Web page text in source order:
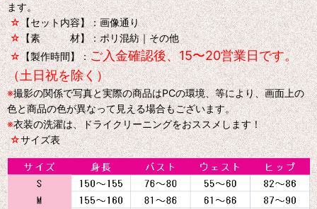
ます。
☆【セット内容】：画像通り
☆【素 材】：ポリ混紡｜その他
☆【製作時間】：ご入金確認後、15〜20営業日です。
（土日祝を除く）
※撮影の関係で写真と実際の商品はPCの環境、等により、画面上の
色と商品の色が異なって見える場合もございます。
※衣装の洗濯は、ドライクリーニングをおススメします！
☆サイズ表